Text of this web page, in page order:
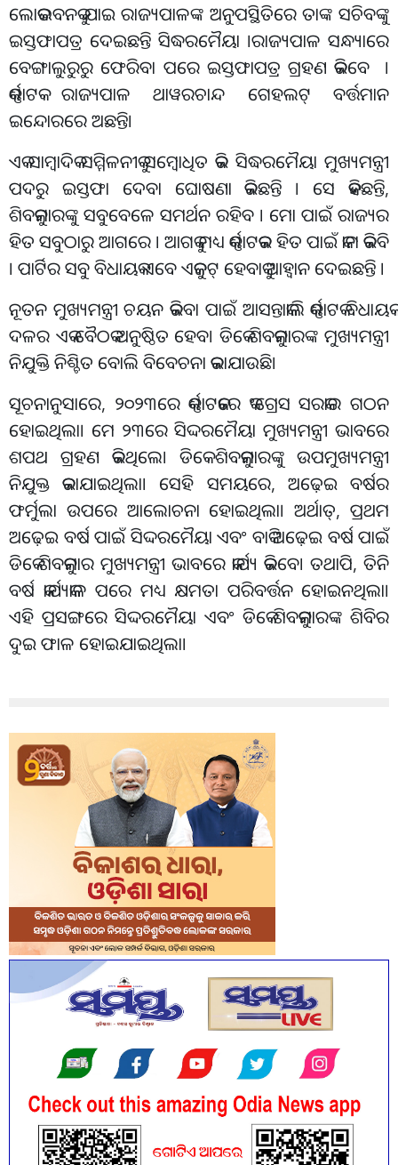
ଲୋକଭବନକୁ ଯାଇ ରାଜ୍ୟପାଳଙ୍କ ଅନୁପସ୍ଥିତିରେ ତାଙ୍କ ସଚିବଙ୍କୁ
ଇସ୍ତଫାପତ୍ର ଦେଇଛନ୍ତି ସିଦ୍ଧରମୈୟା ।ରାଜ୍ୟପାଳ ସନ୍ଧ୍ୟାରେ
ବେଙ୍ଗାଲୁରୁରୁ ଫେରିବା ପରେ ଇସ୍ତଫାପତ୍ର ଗ୍ରହଣ କରିବେ ।
କର୍ଣ୍ଣାଟକ ରାଜ୍ୟପାଳ ଥାୱରଚାନ୍ଦ ଗେହଲଟ୍ ବର୍ତ୍ତମାନ
ଇନ୍ଦୋରରେ ଅଛନ୍ତି।
ଏକ ସାମ୍ବାଦିକ ସମ୍ମିଳନୀକୁ ସମ୍ବୋଧିତ କରି ସିଦ୍ଧରମୈୟା ମୁଖ୍ୟମନ୍ତ୍ରୀ
ପଦରୁ ଇସ୍ତଫା ଦେବା ଘୋଷଣା କରିଛନ୍ତି । ସେ କହିଛନ୍ତି,
ଶିବକୁମାରଙ୍କୁ ସବୁବେଳେ ସମର୍ଥନ ରହିବ । ମୋ ପାଇଁ ରାଜ୍ୟର
ହିତ ସବୁଠାରୁ ଆଗରେ । ଆଗକୁ ମଧ୍ୟ କର୍ଣ୍ଣାଟକର ହିତ ପାଇଁ କାମ କରିବି
। ପାର୍ଟିର ସବୁ ବିଧାୟକ ଏବେ ଏକଜୁଟ୍ ହେବାକୁ ଆହ୍ବାନ ଦେଇଛନ୍ତି ।
ନୂତନ ମୁଖ୍ୟମନ୍ତ୍ରୀ ଚୟନ କରିବା ପାଇଁ ଆସନ୍ତାକାଲି କର୍ଣ୍ଣାଟକ ବିଧାୟକ
ଦଳର ଏକ ବୈଠକ ଅନୁଷ୍ଠିତ ହେବ। ଡିକେ ଶିବକୁମାରଙ୍କ ମୁଖ୍ୟମନ୍ତ୍ରୀ
ନିଯୁକ୍ତି ନିଶ୍ଚିତ ବୋଲି ବିବେଚନା କରାଯାଉଛି।
ସୂଚନାନୁସାରେ, ୨୦୨୩ରେ କର୍ଣ୍ଣାଟକରେ କଂଗ୍ରେସ ସରକାର ଗଠନ
ହୋଇଥିଲା। ମେ ୨୩ରେ ସିଦ୍ଦରମୈୟା ମୁଖ୍ୟମନ୍ତ୍ରୀ ଭାବରେ
ଶପଥ ଗ୍ରହଣ କରିଥିଲେ। ଡିକେ ଶିବକୁମାରଙ୍କୁ ଉପମୁଖ୍ୟମନ୍ତ୍ରୀ
ନିଯୁକ୍ତ କରାଯାଇଥିଲା। ସେହି ସମୟରେ, ଅଢ଼େଇ ବର୍ଷର
ଫର୍ମୁଲା ଉପରେ ଆଲୋଚନା ହୋଇଥିଲା। ଅର୍ଥାତ୍, ପ୍ରଥମ
ଅଢ଼େଇ ବର୍ଷ ପାଇଁ ସିଦ୍ଦରମୈୟା ଏବଂ ବାକି ଅଢ଼େଇ ବର୍ଷ ପାଇଁ
ଡିକେ ଶିବକୁମାର ମୁଖ୍ୟମନ୍ତ୍ରୀ ଭାବରେ କାର୍ଯ୍ୟ କରିବେ। ତଥାପି, ତିନି
ବର୍ଷ କାର୍ଯ୍ୟକାଳ ପରେ ମଧ୍ୟ କ୍ଷମତା ପରିବର୍ତ୍ତନ ହୋଇନଥିଲା।
ଏହି ପ୍ରସଙ୍ଗରେ ସିଦ୍ଦରମୈୟା ଏବଂ ଡିକେ ଶିବକୁମାରଙ୍କ ଶିବିର
ଦୁଇ ଫାଳ ହୋଇଯାଇଥିଲା।